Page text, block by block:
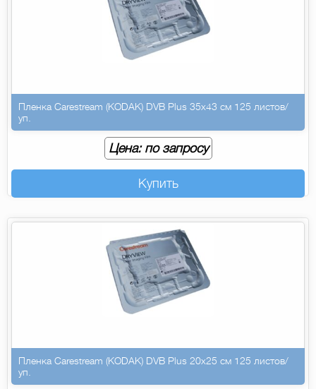
Пленка Carestream (KODAK) DVB Plus 35х43 см 125 листов/
уп.
Цена: по запросу
Купить
Пленка Carestream (KODAK) DVB Plus 20х25 см 125 листов/
уп.